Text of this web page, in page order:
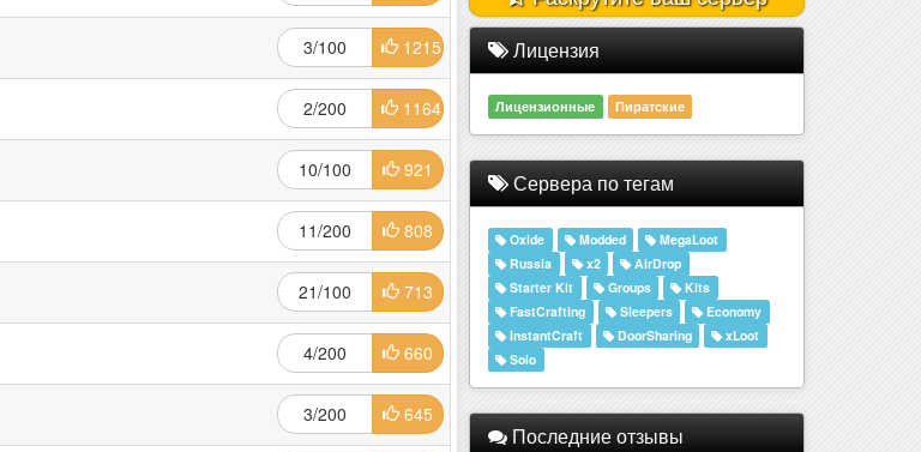
3/100 1215
2/200 1164
10/100 921
11/200 808
21/100 713
4/200 660
3/200 645
Лицензия
Лицензионные Пиратские
Сервера по тегам
Oxide Modded
MegaLoot
Russia
x2
AirDrop
Starter Kit
Groups
Kits
FastCrafting
Sleepers
Economy
InstantCraft
DoorSharing
xLoot
Solo
Последние отзывы